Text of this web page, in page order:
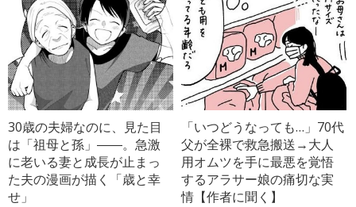
30歳の夫婦なのに、見た目
は「祖母と孫」――。急激
に老いる妻と成長が止まっ
た夫の漫画が描く「歳と幸
せ」
「いつどうなっても…」70代
父が全裸で救急搬送→大人
用オムツを手に最悪を覚悟
するアラサー娘の痛切な実
情【作者に聞く】